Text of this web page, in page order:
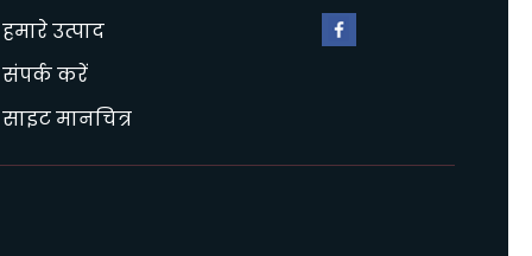
हमारे उत्पाद
संपर्क करें
साइट मानचित्र